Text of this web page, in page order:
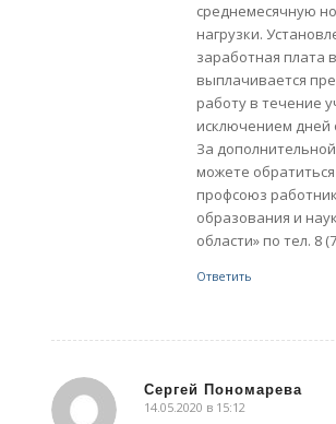
среднемесячную
нагрузки.
заработная плата
выплачивается
работу в течение
исключением дней
За
можете
профсоюз
образования и
области» по тел. 8
Ответить
Сергей Пономарева
говорит:
14.05.2020 в 15:12